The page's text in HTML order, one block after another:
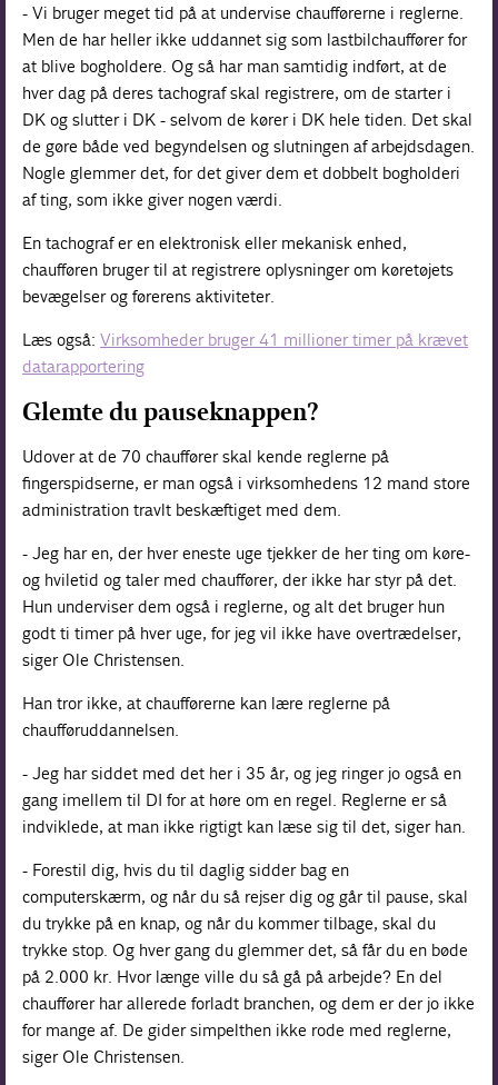
- Vi bruger meget tid på at undervise chaufførerne i reglerne.
Men de har heller ikke uddannet sig som lastbilchauffører for
at blive bogholdere. Og så har man samtidig indført, at de
hver dag på deres tachograf skal registrere, om de starter i
DK og slutter i DK - selvom de kører i DK hele tiden. Det skal
de gøre både ved begyndelsen og slutningen af arbejdsdagen.
Nogle glemmer det, for det giver dem et dobbelt bogholderi
af ting, som ikke giver nogen værdi.
En tachograf er en elektronisk eller mekanisk enhed,
chaufføren bruger til at registrere oplysninger om køretøjets
bevægelser og førerens aktiviteter.
Læs også:Virksomheder bruger 41 millioner timer på krævet
datarapportering
Glemte du pauseknappen?
Udover at de 70 chauffører skal kende reglerne på
fingerspidserne, er man også i virksomhedens 12 mand store
administration travlt beskæftiget med dem.
- Jeg har en, der hver eneste uge tjekker de her ting om køre-
og hviletid og taler med chauffører, der ikke har styr på det.
Hun underviser dem også i reglerne, og alt det bruger hun
godt ti timer på hver uge, for jeg vil ikke have overtrædelser,
siger Ole Christensen.
Han tror ikke, at chaufførerne kan lære reglerne på
chaufføruddannelsen.
- Jeg har siddet med det her i 35 år, og jeg ringer jo også en
gang imellem til DI for at høre om en regel. Reglerne er så
indviklede, at man ikke rigtigt kan læse sig til det, siger han.
- Forestil dig, hvis du til daglig sidder bag en
computerskærm, og når du så rejser dig og går til pause, skal
du trykke på en knap, og når du kommer tilbage, skal du
trykke stop. Og hver gang du glemmer det, så får du en bøde
på 2.000 kr. Hvor længe ville du så gå på arbejde? En del
chauffører har allerede forladt branchen, og dem er der jo ikke
for mange af. De gider simpelthen ikke rode med reglerne,
siger Ole Christensen.